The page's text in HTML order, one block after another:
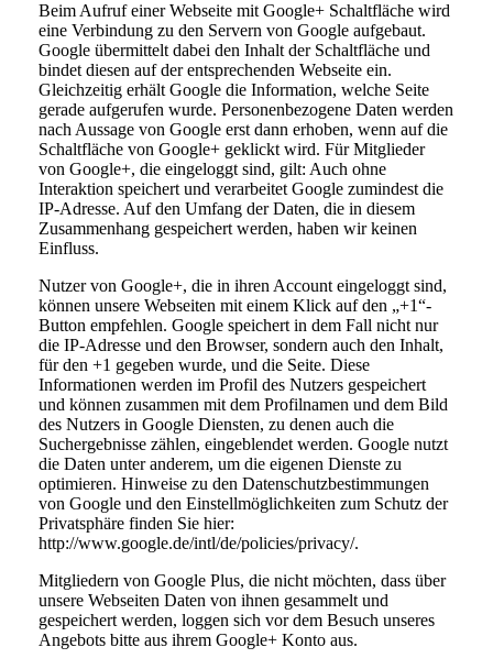
Beim Aufruf einer Webseite mit Google+ Schaltfläche wird
eine Verbindung zu den Servern von Google aufgebaut.
Google übermittelt dabei den Inhalt der Schaltfläche und
bindet diesen auf der entsprechenden Webseite ein.
Gleichzeitig erhält Google die Information, welche Seite
gerade aufgerufen wurde. Personenbezogene Daten werden
nach Aussage von Google erst dann erhoben, wenn auf die
Schaltfläche von Google+ geklickt wird. Für Mitglieder
von Google+, die eingeloggt sind, gilt: Auch ohne
Interaktion speichert und verarbeitet Google zumindest die
IP-Adresse. Auf den Umfang der Daten, die in diesem
Zusammenhang gespeichert werden, haben wir keinen
Einfluss.
Nutzer von Google+, die in ihren Account eingeloggt sind,
können unsere Webseiten mit einem Klick auf den „+1“-
Button empfehlen. Google speichert in dem Fall nicht nur
die IP-Adresse und den Browser, sondern auch den Inhalt,
für den +1 gegeben wurde, und die Seite. Diese
Informationen werden im Profil des Nutzers gespeichert
und können zusammen mit dem Profilnamen und dem Bild
des Nutzers in Google Diensten, zu denen auch die
Suchergebnisse zählen, eingeblendet werden. Google nutzt
die Daten unter anderem, um die eigenen Dienste zu
optimieren. Hinweise zu den Datenschutzbestimmungen
von Google und den Einstellmöglichkeiten zum Schutz der
Privatsphäre finden Sie hier:
http://www.google.de/intl/de/policies/privacy/.
Mitgliedern von Google Plus, die nicht möchten, dass über
unsere Webseiten Daten von ihnen gesammelt und
gespeichert werden, loggen sich vor dem Besuch unseres
Angebots bitte aus ihrem Google+ Konto aus.